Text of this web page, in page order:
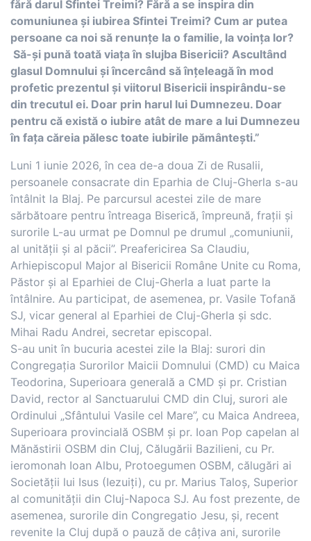
fără darul Sfintei Treimi? Fără a se inspira din
comuniunea și iubirea Sfintei Treimi? Cum ar putea
persoane ca noi să renunțe la o familie, la voința lor?
Să-și pună toată viața în slujba Bisericii? Ascultând
glasul Domnului și încercând să înțeleagă în mod
profetic prezentul și viitorul Bisericii inspirându-se
din trecutul ei. Doar prin harul lui Dumnezeu. Doar
pentru că există o iubire atât de mare a lui Dumnezeu
în fața căreia pălesc toate iubirile pământești.”
Luni 1 iunie 2026, în cea de-a doua Zi de Rusalii,
persoanele consacrate din Eparhia de Cluj-Gherla s-au
întâlnit la Blaj. Pe parcursul acestei zile de mare
sărbătoare pentru întreaga Biserică, împreună, frații și
surorile L-au urmat pe Domnul pe drumul „comuniunii,
al unității și al păcii”. Preafericirea Sa Claudiu,
Arhiepiscopul Major al Bisericii Române Unite cu Roma,
Păstor și al Eparhiei de Cluj-Gherla a luat parte la
întâlnire. Au participat, de asemenea, pr. Vasile Tofană
SJ, vicar general al Eparhiei de Cluj-Gherla și sdc.
Mihai Radu Andrei, secretar episcopal.
S-au unit în bucuria acestei zile la Blaj: surori din
Congregația Surorilor Maicii Domnului (CMD) cu Maica
Teodorina, Superioara generală a CMD și pr. Cristian
David, rector al Sanctuarului CMD din Cluj, surori ale
Ordinului „Sfântului Vasile cel Mare”, cu Maica Andreea,
Superioara provincială OSBM și pr. Ioan Pop capelan al
Mănăstirii OSBM din Cluj, Călugării Bazilieni, cu Pr.
ieromonah Ioan Albu, Protoegumen OSBM, călugări ai
Societății lui Isus (Iezuiți), cu pr. Marius Taloș, Superior
al comunității din Cluj-Napoca SJ. Au fost prezente, de
asemenea, surorile din Congregatio Jesu, și, recent
revenite la Cluj după o pauză de câțiva ani, surorile